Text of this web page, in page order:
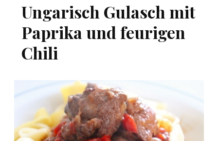
Ungarisch Gulasch mit
Paprika und feurigen
Chili